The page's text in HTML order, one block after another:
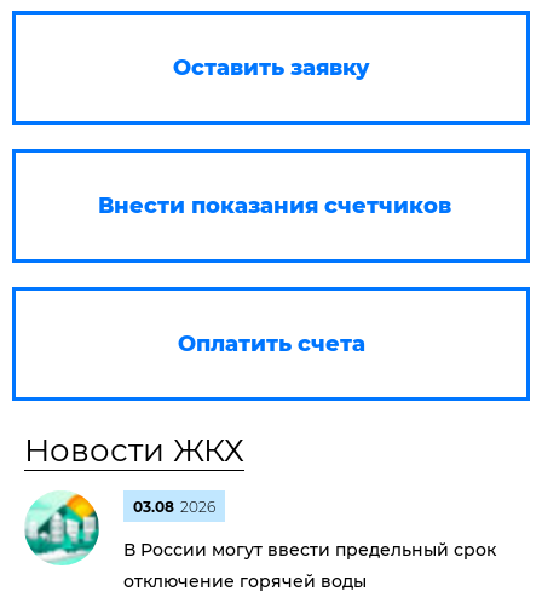
Оставить заявку
Внести показания счетчиков
Оплатить счета
Новости ЖКХ
03.08 2026
В России могут ввести предельный срок
отключение горячей воды